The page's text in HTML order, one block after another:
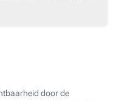
door de